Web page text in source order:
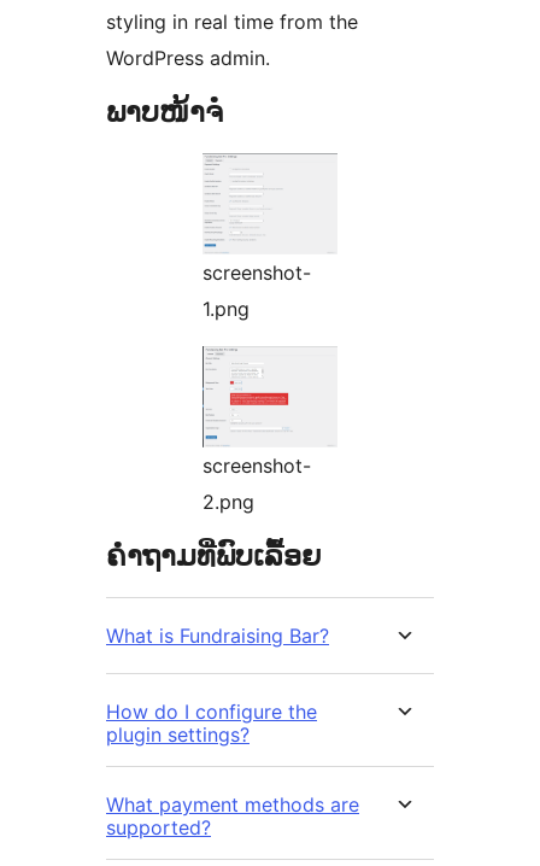
styling in real time from the
WordPress admin.
ພາບໜ້າຈໍ
screenshot-
1.png
screenshot-
2.png
ຄຳຖາມທີ່ພົບເລື້ອຍ
What is Fundraising Bar?
How do I configure the
plugin settings?
What payment methods are
supported?